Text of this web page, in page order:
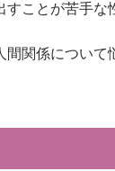
ことが苦手
関係につい